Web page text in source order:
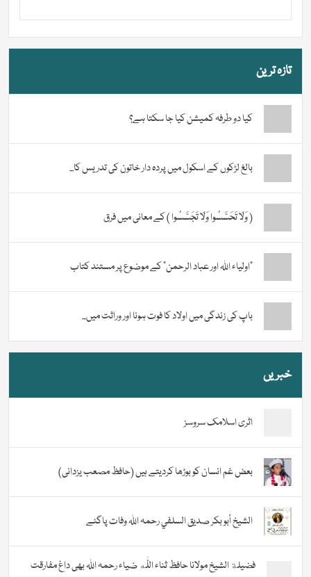
تازہ ترین
کیا دو طرفہ کمیشن کیا جا سکتا ہے؟
بالغ لڑکوں کے اسکول میں پردہ دار خاتون کی تدریس کا...
( وَلَا تَحَسَّسُوا وَلَا تَجَسَّسُوا ) کے معانی میں فرق
“اولیاء اللہ اور عباد الرحمن” کے موضوع پر مستند کتاب
باپ کی زندگی میں اولاد کا فوت ہونا اور وراثت میں...
خبریں
اثری اسلامک سروسز
بعض غم انسان کو بوڑھا کردیتے ہیں (حافظ مصعب یزدانی)
الشيخ أبو بكر صديق السلفي رحمہ اللہ وفات پاگئے
فضیلة الشيخ مولانا حافظ ثناء اللّٰه ضیاء رحمہ اللہ بھی داغ مفارقت